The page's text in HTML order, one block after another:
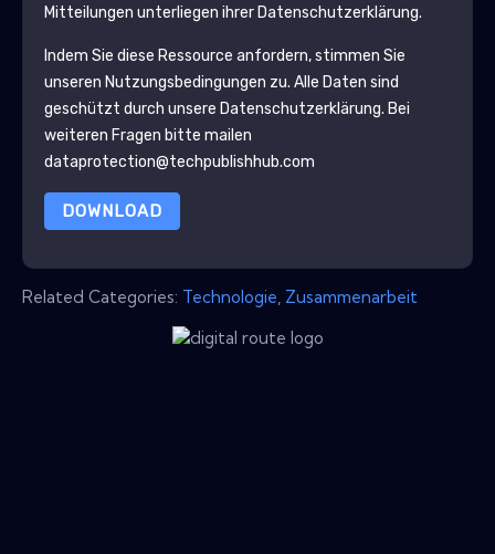
Mitteilungen unterliegen ihrer Datenschutzerklärung.
Indem Sie diese Ressource anfordern, stimmen Sie
unseren Nutzungsbedingungen zu. Alle Daten sind
geschützt durch unsere Datenschutzerklärung. Bei
weiteren Fragen bitte mailen
dataprotection@techpublishhub.com
DOWNLOAD
Related Categories: Technologie Zusammenarbeit